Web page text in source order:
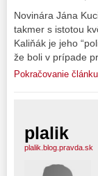
Novinára Jána
takmer s istotou
Kaliňák je jeho
že boli v prípade
Pokračovanie článku
plalik
plalik.blog.pravda.sk